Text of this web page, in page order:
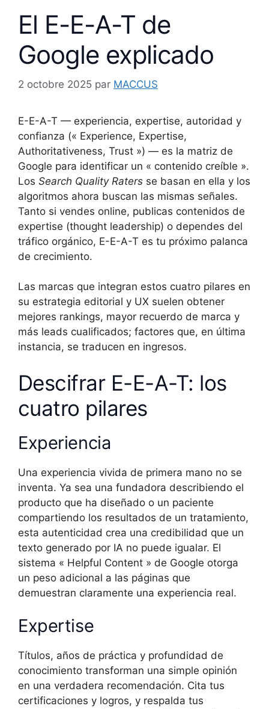
El E-E-A-T de
Google explicado
2 octobre 2025 par MACCUS
E-E-A-T — experiencia, expertise, autoridad y
confianza (« Experience, Expertise,
Authoritativeness, Trust ») — es la matriz de
Google para identificar un « contenido creíble ».
Los Search Quality Raters se basan en ella y los
algoritmos ahora buscan las mismas señales.
Tanto si vendes online, publicas contenidos de
expertise (thought leadership) o dependes del
tráfico orgánico, E-E-A-T es tu próximo palanca
de crecimiento.
Las marcas que integran estos cuatro pilares en
su estrategia editorial y UX suelen obtener
mejores rankings, mayor recuerdo de marca y
más leads cualificados; factores que, en última
instancia, se traducen en ingresos.
Descifrar E-E-A-T: los
cuatro pilares
Experiencia
Una experiencia vivida de primera mano no se
inventa. Ya sea una fundadora describiendo el
producto que ha diseñado o un paciente
compartiendo los resultados de un tratamiento,
esta autenticidad crea una credibilidad que un
texto generado por IA no puede igualar. El
sistema « Helpful Content » de Google otorga
un peso adicional a las páginas que
demuestran claramente una experiencia real.
Expertise
Títulos, años de práctica y profundidad de
conocimiento transforman una simple opinión
en una verdadera recomendación. Cita tus
certificaciones y logros, y respalda tus